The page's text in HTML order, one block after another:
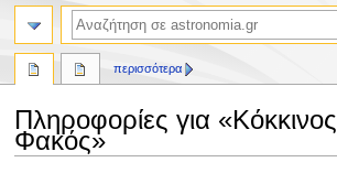
Πληροφορίες για «Κόκκινος
Φακός»
περισσότερα
αναζήτηση